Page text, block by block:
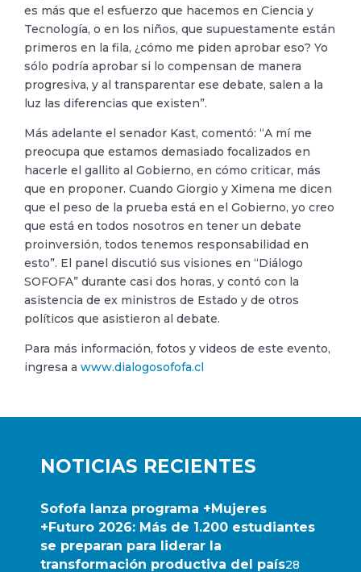
NOTICIAS RECIENTES
Sofofa lanza programa +Mujeres
+Futuro 2026: Más de 1.200 estudiantes
se preparan para liderar la
transformación productiva del país28
es más que el esfuerzo que hacemos en Ciencia y
Tecnología, o en los niños, que supuestamente están
primeros en la fila, ¿cómo me piden aprobar eso? Yo
sólo podría aprobar si lo compensan de manera
progresiva, y al transparentar ese debate, salen a la
luz las diferencias que existen”.
Más adelante el senador Kast, comentó: “A mí me
preocupa que estamos demasiado focalizados en
hacerle el gallito al Gobierno, en cómo criticar, más
que en proponer. Cuando Giorgio y Ximena me dicen
que el peso de la prueba está en el Gobierno, yo creo
que está en todos nosotros en tener un debate
proinversión, todos tenemos responsabilidad en
esto”. El panel discutió sus visiones en “Diálogo
SOFOFA” durante casi dos horas, y contó con la
asistencia de ex ministros de Estado y de otros
políticos que asistieron al debate.
Para más información, fotos y videos de este evento,
ingresa a www.dialogosofofa.cl